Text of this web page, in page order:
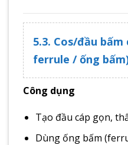
5.3. Cos/đầu
ferrule / ống
Công dụng
Tạo đầu cáp gọn,
Dùng ống bấm